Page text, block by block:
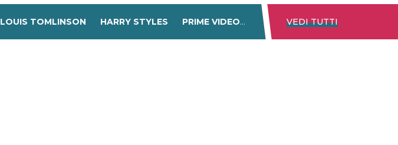
LOUIS TOMLINSON HARRY STYLES PRIME VIDEO DISNEY+ NETFLIX
VEDI TUTTI